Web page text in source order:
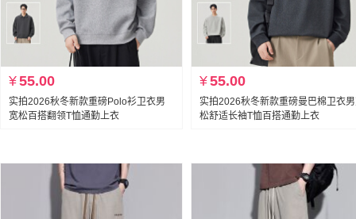
¥55.00
实拍2026秋冬新款重磅Polo衫卫衣男
宽松百搭翻领T恤通勤上衣
¥55.00
实拍2026秋冬新款重磅曼巴棉卫衣
松舒适长袖T恤百搭通勤上衣